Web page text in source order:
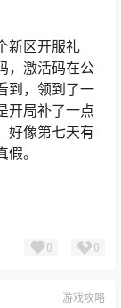
新区开服礼
，激活码在公
到，领到了一
开局补了一点
好像第七天有
。
0 0
游戏攻略